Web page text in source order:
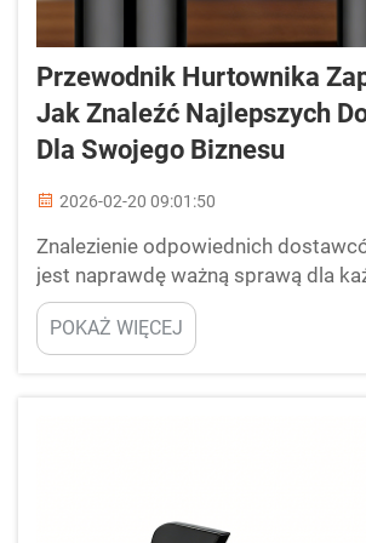
Przewodnik Hurtownika
Jak Znaleźć Najlepszych
Dla Swojego Biznesu
2026-02-20 09:01:50
Znalezienie odpowiednich
jest naprawdę ważną sprawą dla
chce je sprzedawać lub włączać do
produktów. Jeśli szukasz dobrych
Debang Smoking rozumie, jak
POKAŻ WIĘCEJ